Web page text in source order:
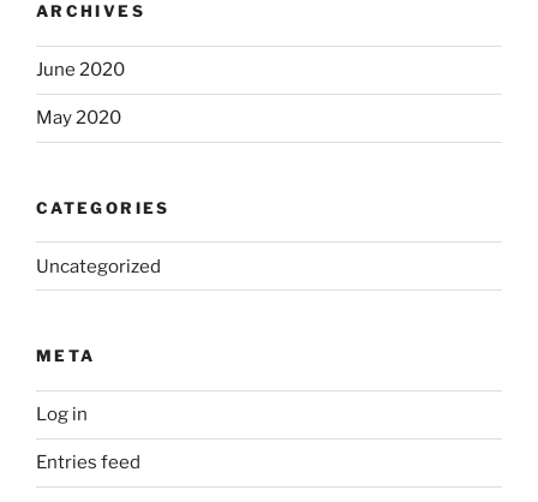
ARCHIVES
June 2020
May 2020
CATEGORIES
Uncategorized
META
Log in
Entries feed